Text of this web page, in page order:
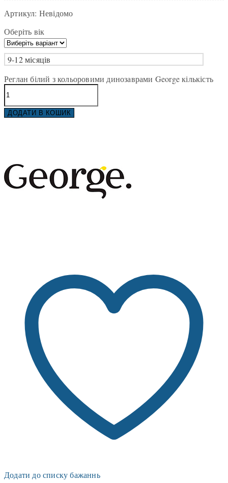
Артикул: Невідомо
Оберіть вік
9-12 місяців
Реглан білий з кольоровими динозаврами George кількість
ДОДАТИ В КОШИК
Додати до списку бажаннь